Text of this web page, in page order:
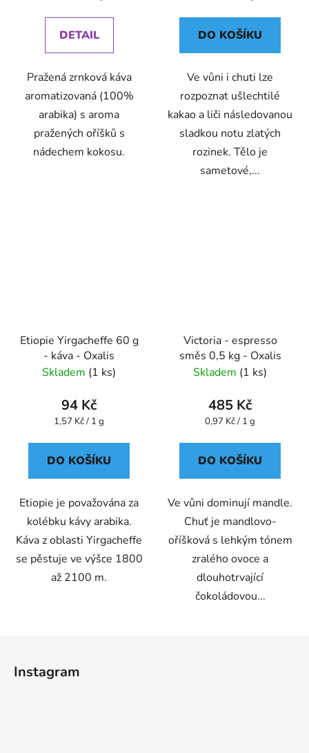
DETAIL
Pražená zrnková káva
aromatizovaná (100%
arabika) s aroma
pražených oříšků s
nádechem kokosu.
DO KOŠÍKU
Ve vůni i chuti lze
rozpoznat ušlechtilé
kakao a liči následovanou
sladkou notu zlatých
rozinek. Tělo je
sametové,...
Etiopie Yirgacheffe 60 g
- káva - Oxalis
Skladem (1 ks)
94 Kč
Měrná
1,57 Kč / 1 g
DO KOŠÍKU
Etiopie je považována za
kolébku kávy arabika.
Káva z oblasti Yirgacheffe
se pěstuje ve výšce 1800
až 2100 m.
Victoria - espresso
směs 0,5 kg - Oxalis
Skladem (1 ks)
485 Kč
Měrná
0,97 Kč / 1 g
DO KOŠÍKU
Ve vůni dominují mandle.
Chuť je mandlovo-
oříšková s lehkým tónem
zralého ovoce a
dlouhotrvající
čokoládovou...
Instagram